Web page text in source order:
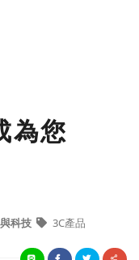
為您
科技 3C產品